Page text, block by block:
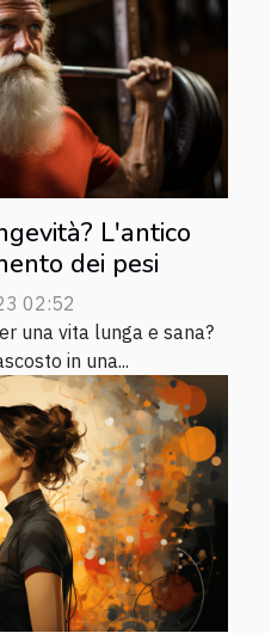
L'antico
dei pesi
02:52
una vita lunga e sana?
in una...